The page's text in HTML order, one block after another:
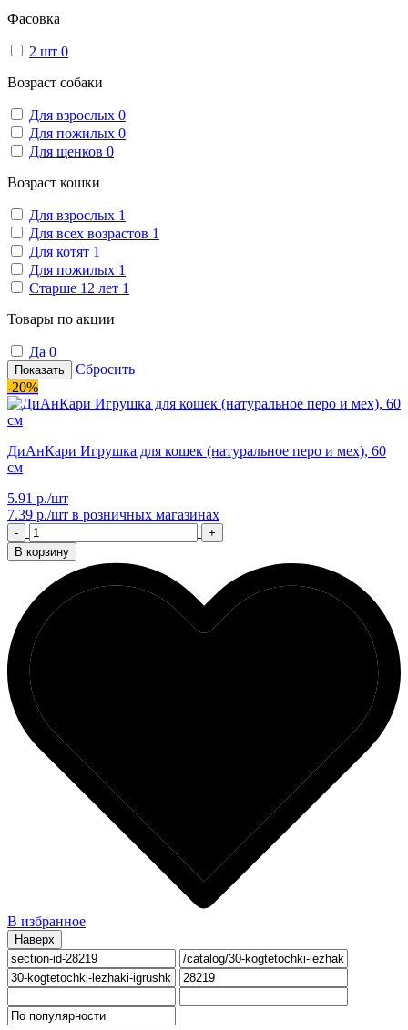
Фасовка
2 шт 0
Возраст собаки
Для взрослых 0
Для пожилых 0
Для щенков 0
Возраст кошки
Для взрослых 1
Для всех возрастов 1
Для котят 1
Для пожилых 1
Старше 12 лет 1
Товары по акции
Да 0
Показать
Сбросить
-20%
ДиАнКари Игрушка для кошек (натуральное перо и мех), 60
см
5.91 р./шт
7.39 р./шт в розничных магазинах
-
+
В корзину
В избранное
Наверх